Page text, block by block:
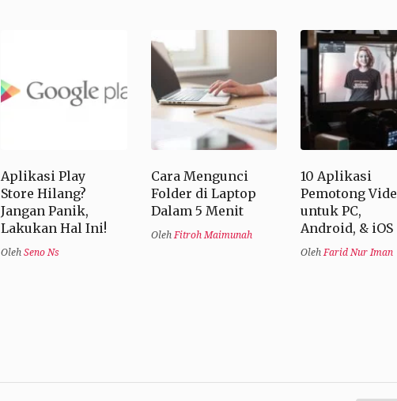
Aplikasi Play
Store Hilang?
Jangan Panik,
Lakukan Hal Ini!
OlehSeno Ns
Cara Mengunci
Folder di Laptop
Dalam 5 Menit
Oleh Fitroh Maimunah
10 Aplikasi
Pemotong
untuk PC,
Android, & iOS
Oleh Farid Nur Iman